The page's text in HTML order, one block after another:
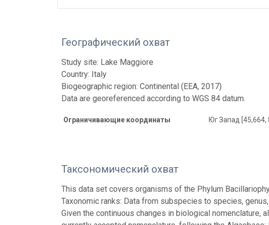
Географический охват
Study site: Lake Maggiore
Country: Italy
Biogeographic region: Continental (EEA, 2017)
Data are georeferenced according to WGS 84 datum.
Ограничивающие координаты Юг Запад [45,664,
Таксономический охват
This data set covers organisms of the Phylum
Taxonomic ranks: Data from subspecies to species,
Given the continuous changes in biological